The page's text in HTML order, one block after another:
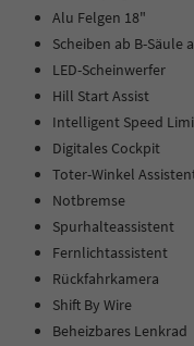
Alu Felgen 18"
Scheiben ab B-Säule
LED-Scheinwerfer
Hill Start Assist
Intelligent Speed
Digitales Cockpit
Toter-Winkel
Notbremse
Spurhalteassistent
Fernlichtassistent
Rückfahrkamera
Shift By Wire
Beheizbares Lenkrad